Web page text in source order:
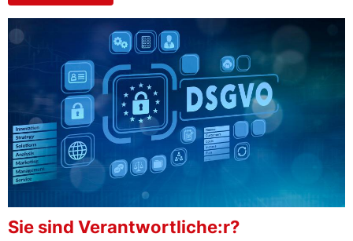
Sie sind Verantwortliche:r?